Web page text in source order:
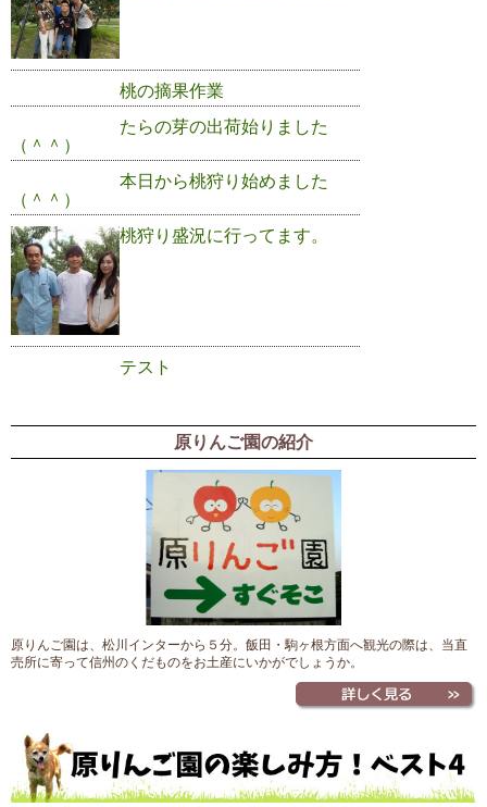
桃の摘果作業
たらの芽の出荷始りました
（＾＾）
本日から桃狩り始めました
（＾＾）
桃狩り盛況に行ってます。
テスト
原りんご園の紹介
原りんご園は、松川インターから５分。飯田・駒ヶ根方面へ観光の際は、当直
売所に寄って信州のくだものをお土産にいかがでしょうか。